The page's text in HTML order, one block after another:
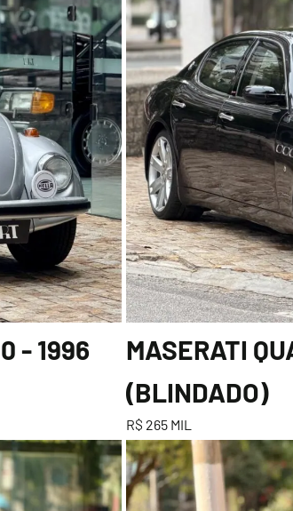
- 1996
MASERATI
(BLINDADO)
R$ 265 MIL